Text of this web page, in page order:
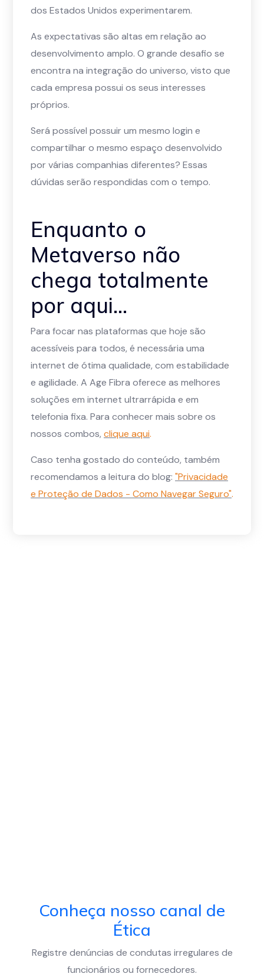
dos Estados Unidos experimentarem.
As expectativas são altas em relação ao
desenvolvimento amplo. O grande desafio se
encontra na integração do universo, visto que
cada empresa possui os seus interesses
próprios.
Será possível possuir um mesmo login e
compartilhar o mesmo espaço desenvolvido
por várias companhias diferentes? Essas
dúvidas serão respondidas com o tempo.
Enquanto o
Metaverso não
chega totalmente
por aqui…
Para focar nas plataformas que hoje são
acessíveis para todos, é necessária uma
internet de ótima qualidade, com estabilidade
e agilidade. A Age Fibra oferece as melhores
soluções em internet ultrarrápida e em
telefonia fixa. Para conhecer mais sobre os
nossos combos, clique aqui.
Caso tenha gostado do conteúdo, também
recomendamos a leitura do blog: "Privacidade
e Proteção de Dados - Como Navegar Seguro".
Conheça nosso canal de
Ética
Registre denúncias de condutas irregulares de
funcionários ou fornecedores.